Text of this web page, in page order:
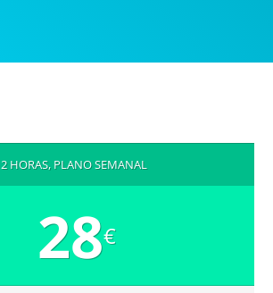
2 HORAS, PLANO SEMANAL
28€